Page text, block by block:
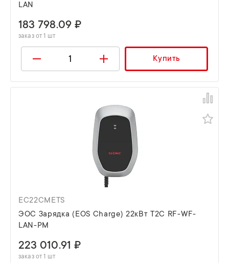
LAN
183 798.09 ₽
заказ от 1 шт
Купить
EC22CMETS
ЭОС Зарядка (EOS Charge) 22кВт T2C RF-WF-
LAN-PM
223 010.91 ₽
заказ от 1 шт